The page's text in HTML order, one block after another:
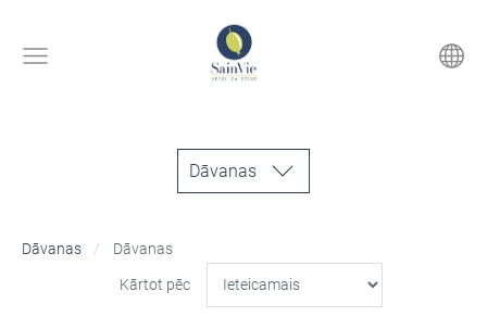
Dāvanas
Dāvanas
Dāvanas
Kārtot pēc